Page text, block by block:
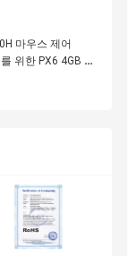
마우스 제어
위한 PX6 4GB 안